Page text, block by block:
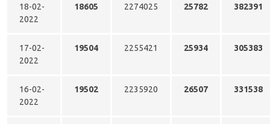
18-02-
2022
18605 2274025 25782 382391
17-02-
2022
19504 2255421 25934 305383
16-02-
2022
19502 2235920 26507 331538